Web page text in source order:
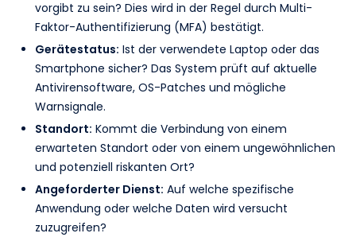
vorgibt zu sein? Dies wird in der Regel durch Multi-
Faktor-Authentifizierung (MFA) bestätigt.
Gerätestatus: Ist der verwendete Laptop oder das
Smartphone sicher? Das System prüft auf aktuelle
Antivirensoftware, OS-Patches und mögliche
Warnsignale.
Standort: Kommt die Verbindung von einem
erwarteten Standort oder von einem ungewöhnlichen
und potenziell riskanten Ort?
Angeforderter Dienst: Auf welche spezifische
Anwendung oder welche Daten wird versucht
zuzugreifen?